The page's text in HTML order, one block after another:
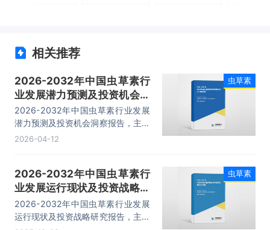
相关推荐
2026-2032年中国虫草素行
业发展潜力预测及投资机会洞
察报告
2026-2032年中国虫草素行业发展
潜力预测及投资机会洞察报告，主要
包括重点企业竞争力分析、投资与发
议等内容。
2026-04-12
虫草素
2026-2032年中国虫草素行
业发展运行现状及投资战略研
究报告
2026-2032年中国虫草素行业发展
运行现状及投资战略研究报告，主要
虫草素